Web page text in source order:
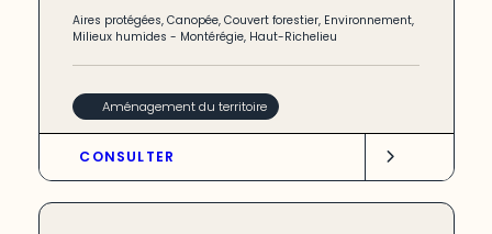
Aires protégées,Canopée,Couvert forestier, Environnement,
Milieux humides - Montérégie, Haut-Richelieu
Aménagement du territoire
CONSULTER